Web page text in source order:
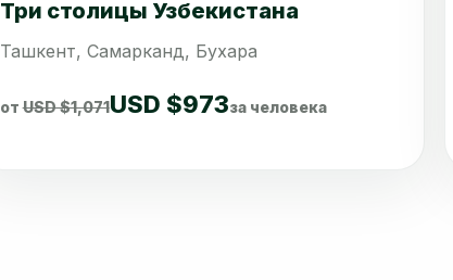
Три столицы Узбекистана
Ташкент, Самарканд, Бухара
отUSD $1,071USD $973за человека